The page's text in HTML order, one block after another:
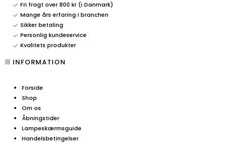
Fri fragt over 800 kr (i Danmark)
Mange års erfaring i branchen
Sikker betaling
Personlig kundeservice
Kvalitets produkter
INFORMATION
Forside
Shop
Om os
Åbningstider
Lampeskærmsguide
Handelsbetingelser